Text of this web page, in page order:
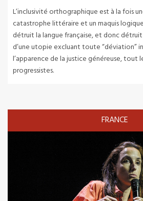
L’inclusivité orthographique est à la fois
catastrophe littéraire et un maquis
détruit la langue française, et donc
d’une utopie excluant toute “déviation”
l’apparence de la justice généreuse, tout
progressistes.
FRANCE